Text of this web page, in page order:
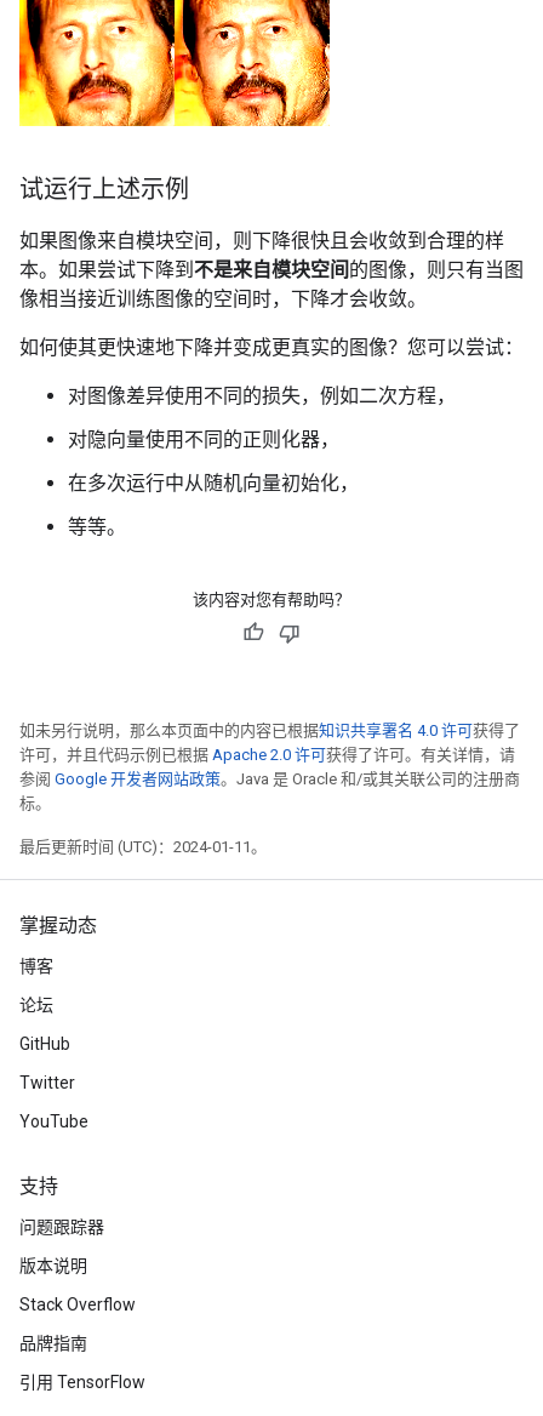
试运行上述示例
如果图像来自模块空间，则下降很快且会收敛到合理的样
本。如果尝试下降到 不是来自模块空间的图像，则只有当图
像相当接近训练图像的空间时，下降才会收敛。
如何使其更快速地下降并变成更真实的图像？您可以尝试：
对图像差异使用不同的损失，例如二次方程，
对隐向量使用不同的正则化器，
在多次运行中从随机向量初始化，
等等。
该内容对您有帮助吗？
如未另行说明，那么本页面中的内容已根据知识共享署名 4.0 许可获得了
许可，并且代码示例已根据 Apache 2.0 许可获得了许可。有关详情，请
参阅 Google 开发者网站政策。Java 是 Oracle 和/或其关联公司的注册商
标。
最后更新时间 (UTC)：2024-01-11。
掌握动态
博客
论坛
GitHub
Twitter
YouTube
支持
问题跟踪器
版本说明
Stack Overflow
品牌指南
引用 TensorFlow